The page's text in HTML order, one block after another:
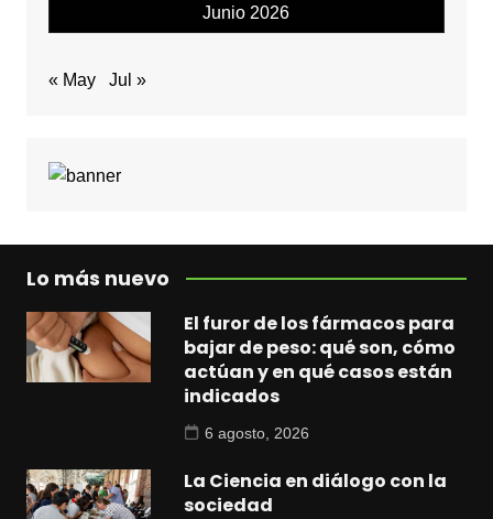
Junio 2026
« May Jul »
Lo más nuevo
El furor de los fármacos para
bajar de peso: qué son, cómo
actúan y en qué casos están
indicados
6 agosto, 2026
La Ciencia en diálogo con la
sociedad